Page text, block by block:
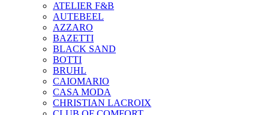
ATELIER F&B
AUTEBEEL
AZZARO
BAZETTI
BLACK SAND
BOTTI
BRUHL
CAIOMARIO
CASA MODA
CHRISTIAN LACROIX